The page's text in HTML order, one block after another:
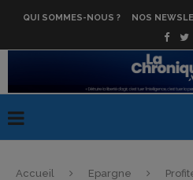
QUI SOMMES-NOUS ? NOS
Accueil Epargne